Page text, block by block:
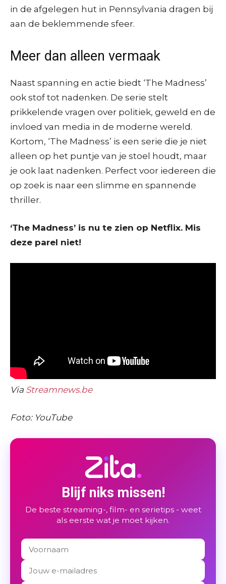
in de afgelegen hut in Pennsylvania dragen bij
aan de beklemmende sfeer.
Meer dan alleen vermaak
Naast spanning en actie biedt ‘The Madness’
ook stof tot nadenken. De serie stelt
prikkelende vragen over politiek, geweld en de
invloed van media in de moderne wereld.
Kortom, ‘The Madness’ is een serie die je niet
alleen op het puntje van je stoel houdt, maar
je ook laat nadenken. Perfect voor iedereen die
op zoek is naar een slimme en spannende
thriller.
‘The Madness’ is nu te zien op Netflix. Mis
deze parel niet!
Via Streamnews.be
Foto: YouTube
Blijf niks missen!
De beste streaming-, film- en serietips - weet
als eerste wat je moet kijken.